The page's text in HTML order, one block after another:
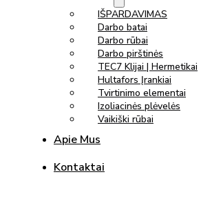
IŠPARDAVIMAS
Darbo batai
Darbo rūbai
Darbo pirštinės
TEC7 Klijai | Hermetikai
Hultafors Įrankiai
Tvirtinimo elementai
Izoliacinės plėvelės
Vaikiški rūbai
Apie Mus
Kontaktai